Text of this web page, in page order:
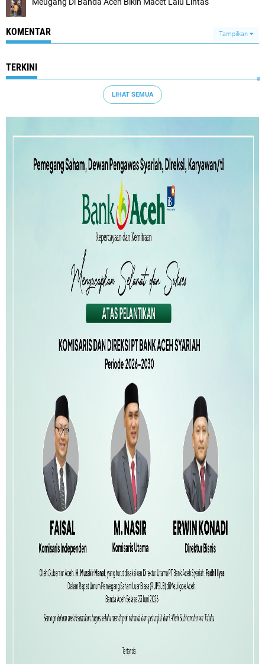
KOMENTAR Tampilkan
TERKINI
LIHAT SEMUA